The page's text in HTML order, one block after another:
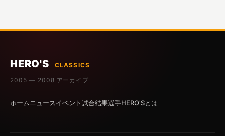
HERO'S
CLASSICS
2005 — 2008 アーカイブ
ホームニュースイベント試合結果選手HERO'Sとは